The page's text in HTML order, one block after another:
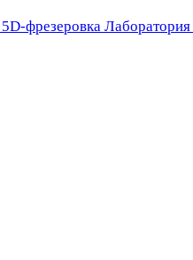
5D-фрезеровка Лаборатория